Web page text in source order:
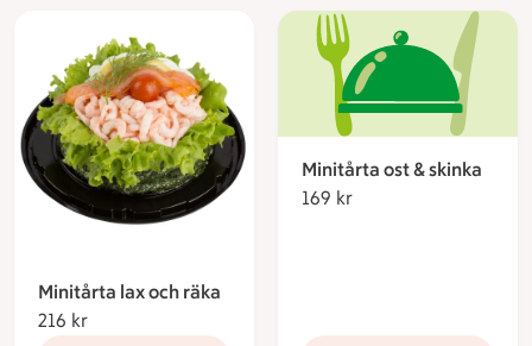
Minitårta lax och räka
216 kr
Minitårta ost & skinka
169 kr